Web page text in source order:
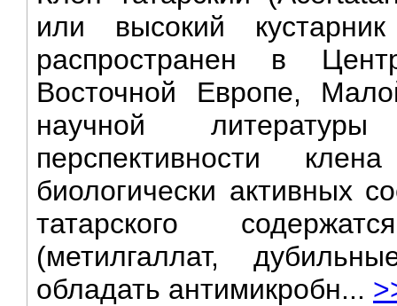
или высокий
распространен в
Восточной Европе,
научной
перспективности
биологически активных
татарского
(метилгаллат,
обладать антимикробн...